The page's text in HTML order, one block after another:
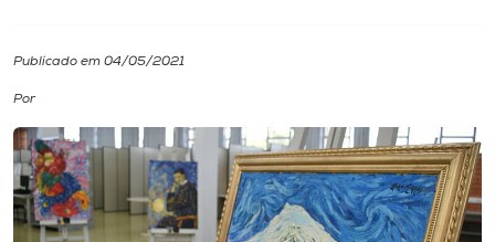
Cultura
CPA
Biblioteca
Publicado em 04/05/2021
Por